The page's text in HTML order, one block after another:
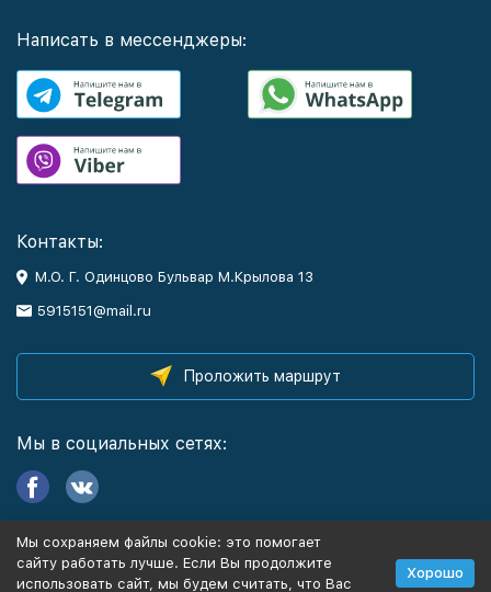
Написать в мессенджеры:
Контакты:
М.О. Г. Одинцово Бульвар М.Крылова 13
5915151@mail.ru
Проложить маршрут
Мы в социальных сетях:
Информация
Мы сохраняем файлы cookie: это помогает
сайту работать лучше. Если Вы продолжите
использовать сайт, мы будем считать, что Вас
Хорошо